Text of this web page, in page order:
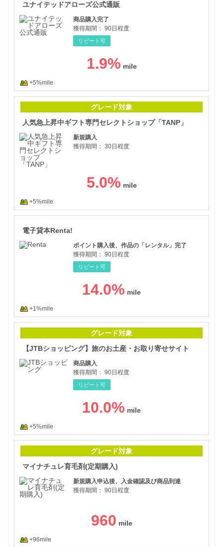
ユナイテッドアローズ公式通販
商品購入完了
獲得期間： 90日程度
リピート可
1.9%
+5%mile
グレード対象
人気急上昇中ギフト専門セレクトショップ「TANP」
新規購入
獲得期間： 30日程度
5.0%
+5%mile
電子貸本Renta!
ポイント購入後、作品の「レンタル」完了
獲得期間： 90日程度
リピート可
14.0%
+1%mile
グレード対象
【JTBショッピング】旅のお土産・お取り寄せサイト
商品購入
獲得期間： 90日程度
リピート可
10.0%
+5%mile
グレード対象
マイナチュレ育毛剤(定期購入)
新規購入申込後、入金確認及び商品到達
獲得期間： 90日程度
960
+96mile